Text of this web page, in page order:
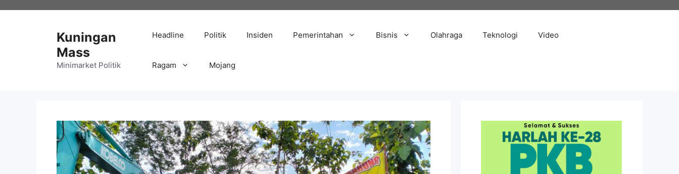
Kuningan
Mass
Minimarket Politik
Headline Politik Insiden Pemerintahan Bisnis Olahraga Teknologi Video
Ragam Mojang